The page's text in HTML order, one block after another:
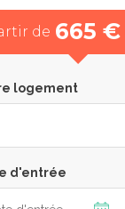
de 665 €
logement
d'entrée